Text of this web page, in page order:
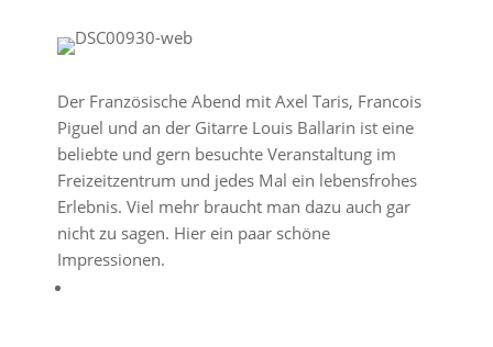
Der Französische Abend mit Axel Taris, Francois
Piguel und an der Gitarre Louis Ballarin ist eine
beliebte und gern besuchte Veranstaltung im
Freizeitzentrum und jedes Mal ein lebensfrohes
Erlebnis. Viel mehr braucht man dazu auch gar
nicht zu sagen. Hier ein paar schöne
Impressionen.